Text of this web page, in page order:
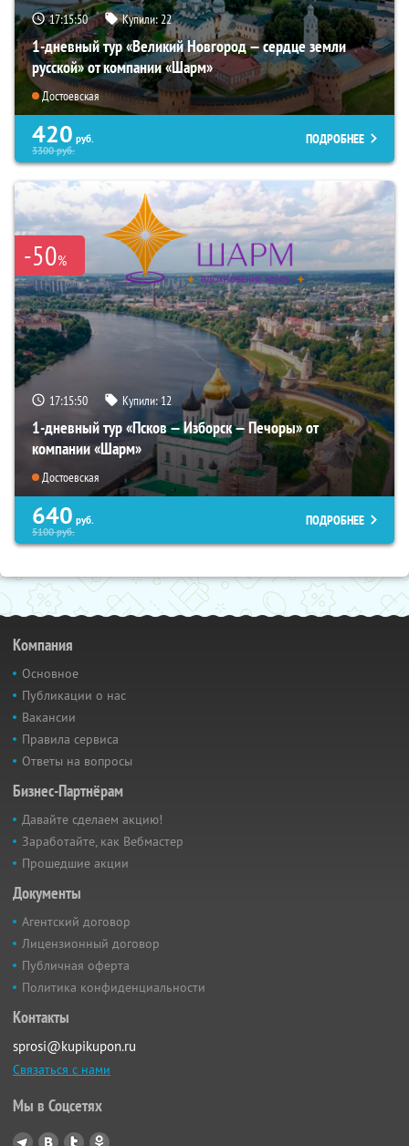
17:15:49 Купили:22
1-дневный тур «Великий Новгород — сердце земли
русской» от компании «Шарм»
Достоевская
420 руб.
3300руб.
ПОДРОБНЕЕ
-50%
17:15:49 Купили:12
1-дневный тур «Псков — Изборск — Печоры» от
компании «Шарм»
Достоевская
640 руб.
5100руб.
ПОДРОБНЕЕ
Компания
Основное
Публикации о нас
Вакансии
Правила сервиса
Ответы на вопросы
Бизнес-Партнёрам
Давайте сделаем акцию!
Заработайте, как Вебмастер
Прошедшие акции
Документы
Агентский договор
Лицензионный договор
Публичная оферта
Политика конфиденциальности
Контакты
sprosi@kupikupon.ru
Связаться с нами
Мы в Соцсетях